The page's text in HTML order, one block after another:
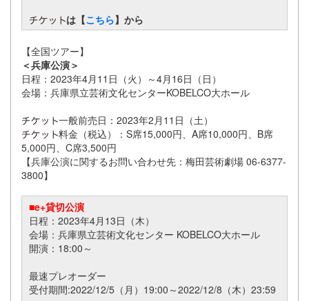
は【こちら】から
【全国ツアー】
＜兵庫公演＞
日程：2023年4月11日（火）～4月16日（日）
会場：兵庫県立芸術文化センターKOBELCO大ホール
一般前売日：2023年2月11日（土）
料金（税込）：S席15,000円、A席10,000円、B席
5,000円、C席3,500円
【兵庫公演に関するお問い合わせ先：梅田芸術劇場 06-6377-
3800】
■e+貸切公演
日程：2023年4月13日（木）
会場：兵庫県立芸術文化センター KOBELCO大ホール
開演：18:00～
最速プレオーダー
受付期間:2022/12/5（月）19:00～2022/12/8（木）23:59